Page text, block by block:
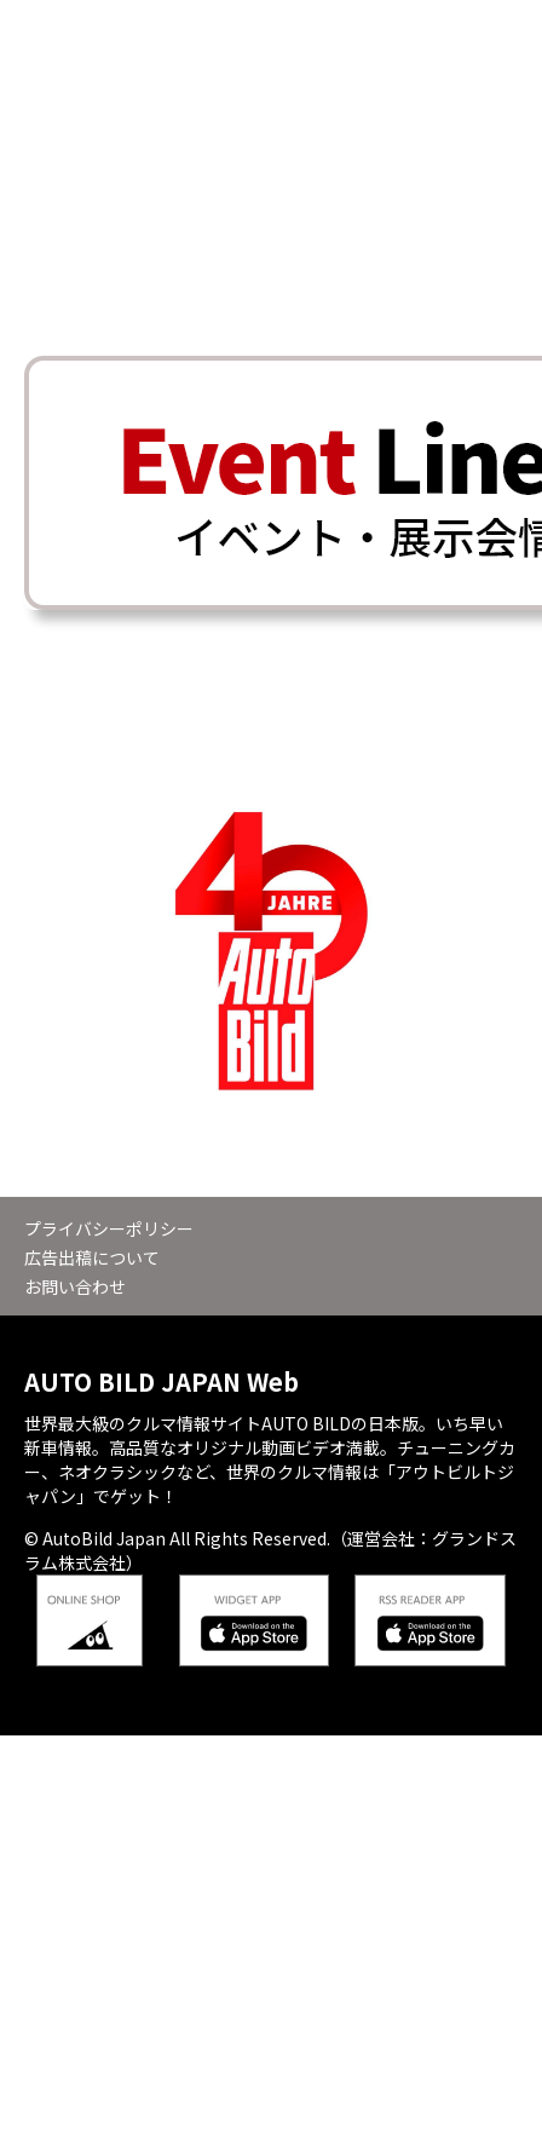
プライバシーポリシー
広告出稿について
お問い合わせ
AUTO BILD JAPAN Web
世界最大級のクルマ情報サイトAUTO BILDの日本版。いち早い
新車情報。高品質なオリジナル動画ビデオ満載。チューニングカ
ー、ネオクラシックなど、世界のクルマ情報は「アウトビルトジ
ャパン」でゲット！
© AutoBild Japan All Rights Reserved.（運営会社：グランドス
ラム株式会社）